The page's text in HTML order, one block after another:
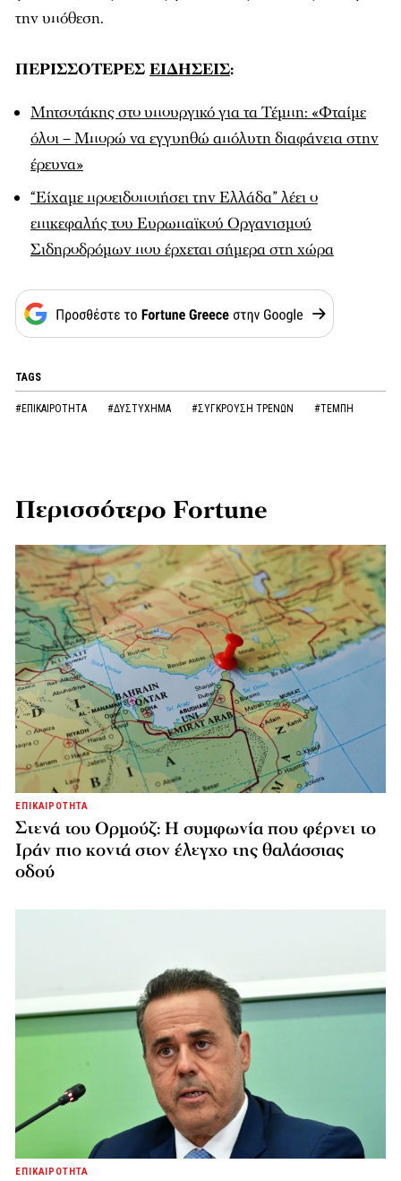
την υπόθεση.
ΠΕΡΙΣΣΟΤΕΡΕΣ ΕΙΔΗΣΕΙΣ:
Μητσοτάκης στο υπουργικό για τα Τέμπη: «Φταίμε
όλοι – Μπορώ να εγγυηθώ απόλυτη διαφάνεια στην
έρευνα»
“Είχαμε προειδοποιήσει την Ελλάδα” λέει ο
επικεφαλής του Ευρωπαϊκού Οργανισμού
Σιδηροδρόμων που έρχεται σήμερα στη χώρα
TAGS
#ΕΠΙΚΑΙΡΟΤΗΤΑ #ΔΥΣΤΥΧΗΜΑ #ΣΥΓΚΡΟΥΣΗ ΤΡΕΝΩΝ #ΤΕΜΠΗ
Περισσότερο Fortune
ΕΠΙΚΑΙΡΟΤΗΤΑ
Στενά του Ορμούζ: Η συμφωνία που φέρνει το
Ιράν πιο κοντά στον έλεγχο της θαλάσσιας
οδού
ΕΠΙΚΑΙΡΟΤΗΤΑ